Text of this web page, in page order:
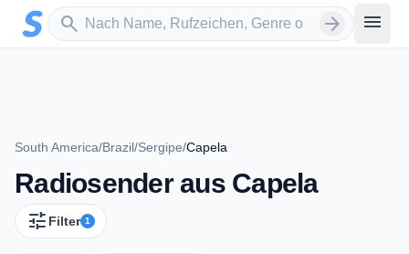
Zum Hauptinhalt springen
search
Sender suchen arrow_forward menu
South America/Brazil/Sergipe/Capela
Radiosender aus Capela
tune Filter 1